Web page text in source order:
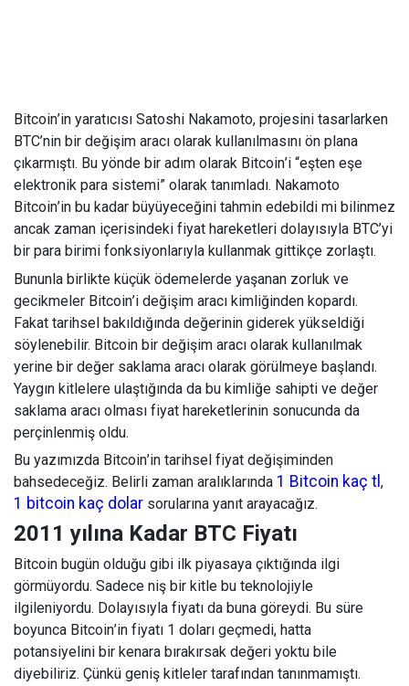
Bitcoin’in yaratıcısı Satoshi Nakamoto, projesini tasarlarken
BTC’nin bir değişim aracı olarak kullanılmasını ön plana
çıkarmıştı. Bu yönde bir adım olarak Bitcoin’i “eşten eşe
elektronik para sistemi” olarak tanımladı. Nakamoto
Bitcoin’in bu kadar büyüyeceğini tahmin edebildi mi bilinmez
ancak zaman içerisindeki fiyat hareketleri dolayısıyla BTC’yi
bir para birimi fonksiyonlarıyla kullanmak gittikçe zorlaştı.
Bununla birlikte küçük ödemelerde yaşanan zorluk ve
gecikmeler Bitcoin’i değişim aracı kimliğinden kopardı.
Fakat tarihsel bakıldığında değerinin giderek yükseldiği
söylenebilir. Bitcoin bir değişim aracı olarak kullanılmak
yerine bir değer saklama aracı olarak görülmeye başlandı.
Yaygın kitlelere ulaştığında da bu kimliğe sahipti ve değer
saklama aracı olması fiyat hareketlerinin sonucunda da
perçinlenmiş oldu.
Bu yazımızda Bitcoin’in tarihsel fiyat değişiminden
bahsedeceğiz. Belirli zaman aralıklarında 1 Bitcoin kaç tl ,
1 bitcoin kaç dolar sorularına yanıt arayacağız.
2011 yılına Kadar BTC Fiyatı
Bitcoin bugün olduğu gibi ilk piyasaya çıktığında ilgi
görmüyordu. Sadece niş bir kitle bu teknolojiyle
ilgileniyordu. Dolayısıyla fiyatı da buna göreydi. Bu süre
boyunca Bitcoin’in fiyatı 1 doları geçmedi, hatta
potansiyelini bir kenara bırakırsak değeri yoktu bile
diyebiliriz. Çünkü geniş kitleler tarafından tanınmamıştı.